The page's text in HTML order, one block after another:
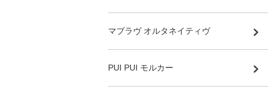
マブラヴ オルタネイティヴ
PUI PUI モルカー